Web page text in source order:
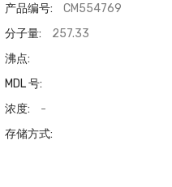
产品编号:
CM554769
分子量:
257.33
沸点:
MDL 号:
浓度:
-
存储方式: